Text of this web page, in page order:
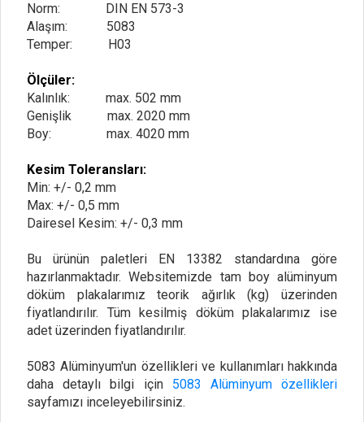
Norm: DIN EN 573-3
Alaşım: 5083
Temper: H03
Ölçüler:
Kalınlık: max. 502 mm
Genişlik max. 2020 mm
Boy: max. 4020 mm
Kesim Toleransları:
Min: +/- 0,2 mm
Max: +/- 0,5 mm
Dairesel Kesim: +/- 0,3 mm
Bu ürünün paletleri EN 13382 standardına göre
hazırlanmaktadır. Websitemizde tam boy alüminyum
döküm plakalarımız teorik ağırlık (kg) üzerinden
fiyatlandırılır. Tüm kesilmiş döküm plakalarımız ise
adet üzerinden fiyatlandırılır.
5083 Alüminyum'un özellikleri ve kullanımları hakkında
daha detaylı bilgi için 5083 Alüminyum özellikleri
sayfamızı inceleyebilirsiniz.